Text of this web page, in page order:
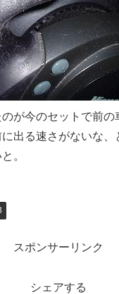
が今のセットで前の
出る速さがないな、
。
スポンサーリンク
シェアする